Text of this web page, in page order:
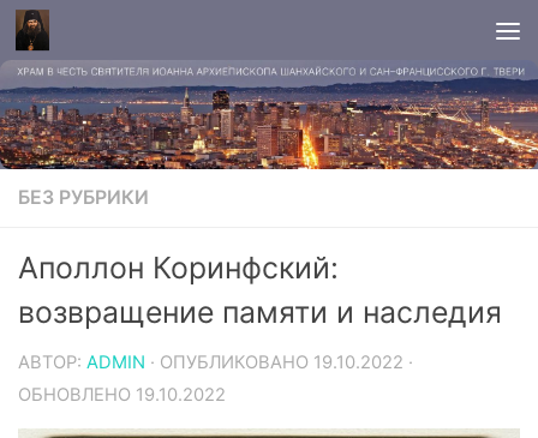
БЕЗ РУБРИКИ
Аполлон Коринфский:
возвращение памяти и наследия
АВТОР: ADMIN · ОПУБЛИКОВАНО 19.10.2022 ·
ОБНОВЛЕНО 19.10.2022